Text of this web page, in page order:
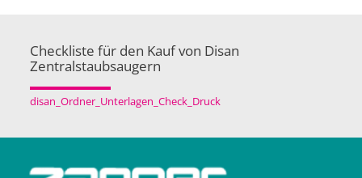
Checkliste für den Kauf von Disan
Zentralstaubsaugern
disan_Ordner_Unterlagen_Check_Druck